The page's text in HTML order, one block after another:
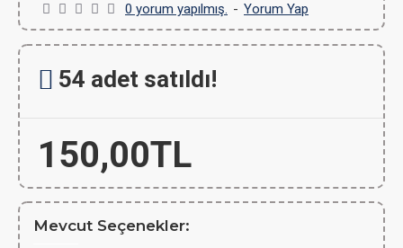
0 yorum yapılmış. - Yorum Yap
150,00TL
54 adet satıldı!
Mevcut Seçenekler: